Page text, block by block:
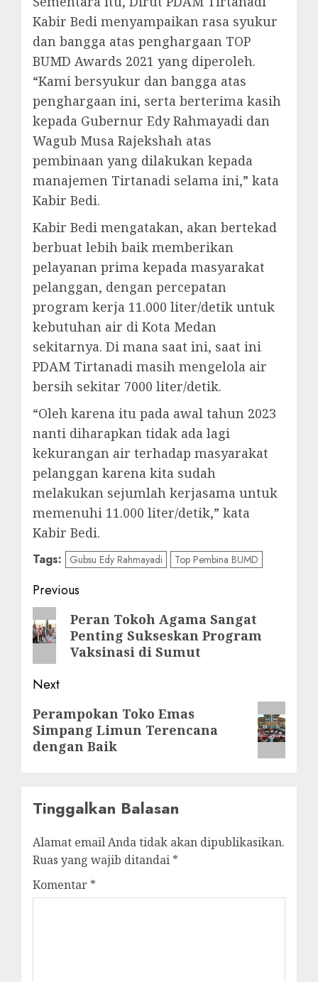
Kabir Bedi menyampaikan rasa syukur
dan bangga atas penghargaan TOP
BUMD Awards 2021 yang diperoleh.
“Kami bersyukur dan bangga atas
penghargaan ini, serta berterima kasih
kepada Gubernur Edy Rahmayadi dan
Wagub Musa Rajekshah atas
pembinaan yang dilakukan kepada
manajemen Tirtanadi selama ini,” kata
Kabir Bedi.
Kabir Bedi mengatakan, akan bertekad
berbuat lebih baik memberikan
pelayanan prima kepada masyarakat
pelanggan, dengan percepatan
program kerja 11.000 liter/detik untuk
kebutuhan air di Kota Medan
sekitarnya. Di mana saat ini, saat ini
PDAM Tirtanadi masih mengelola air
bersih sekitar 7000 liter/detik.
“Oleh karena itu pada awal tahun 2023
nanti diharapkan tidak ada lagi
kekurangan air terhadap masyarakat
pelanggan karena kita sudah
melakukan sejumlah kerjasama untuk
memenuhi 11.000 liter/detik,” kata
Kabir Bedi.
Tags: Gubsu Edy Rahmayadi Top Pembina BUMD
Post
navigation
Previous
Previous
post:
Peran Tokoh Agama Sangat
Penting Sukseskan Program
Vaksinasi di Sumut
Next
Next
post:
Perampokan Toko Emas
Simpang Limun Terencana
dengan Baik
Tinggalkan Balasan
Alamat email Anda tidak akan dipublikasikan.
Ruas yang wajib ditandai *
Komentar *